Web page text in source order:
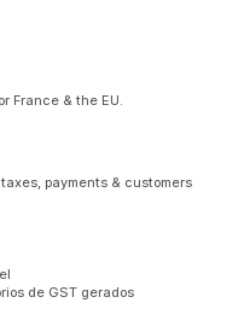
France & the EU.
payments & customers
de GST gerados